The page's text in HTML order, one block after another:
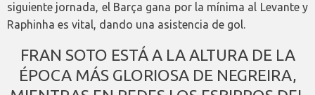
siguiente jornada, el Barça gana por la mínima al Levante y
Raphinha es vital, dando una asistencia de gol.
FRAN SOTO ESTÁ A LA ALTURA DE LA
ÉPOCA MÁS GLORIOSA DE NEGREIRA,